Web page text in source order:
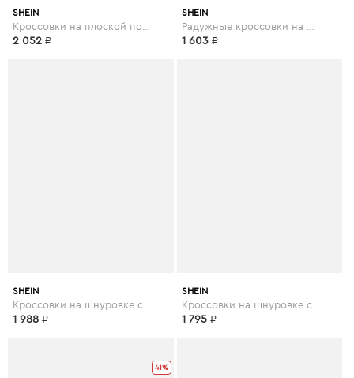
SHEIN
2 052 ₽
SHEIN
1 603 ₽
SHEIN
1 988 ₽
SHEIN
Кроссовки на шнуровке спереди
1 795 ₽
41%